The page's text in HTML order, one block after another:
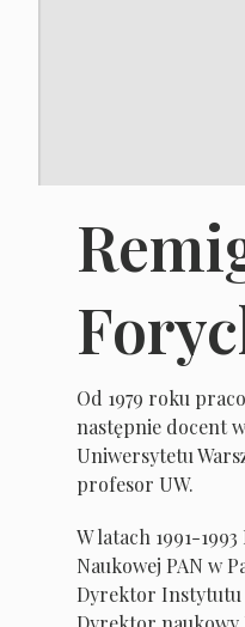
Od 1979 roku
następnie docent
Uniwersytetu
profesor UW.
W latach 1991-
Naukowej PAN w
Dyrektor Instytutu